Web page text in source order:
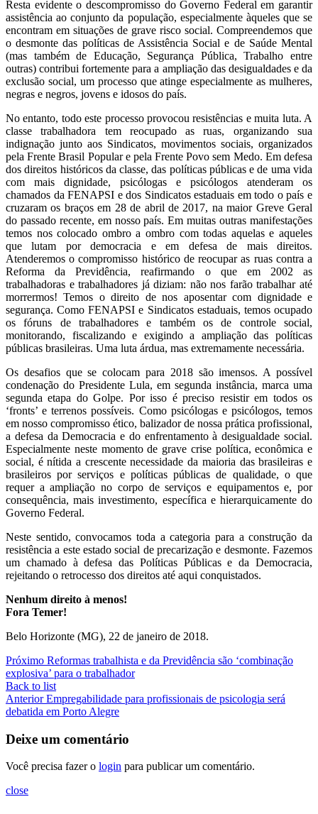
Resta evidente o descompromisso do Governo Federal em garantir
assistência ao conjunto da população, especialmente àqueles que se
encontram em situações de grave risco social. Compreendemos que
o desmonte das políticas de Assistência Social e de Saúde Mental
(mas também de Educação, Segurança Pública, Trabalho entre
outras) contribui fortemente para a ampliação das desigualdades e da
exclusão social, um processo que atinge especialmente as mulheres,
negras e negros, jovens e idosos do país.
No entanto, todo este processo provocou resistências e muita luta. A
classe trabalhadora tem reocupado as ruas, organizando sua
indignação junto aos Sindicatos, movimentos sociais, organizados
pela Frente Brasil Popular e pela Frente Povo sem Medo. Em defesa
dos direitos históricos da classe, das políticas públicas e de uma vida
com mais dignidade, psicólogas e psicólogos atenderam os
chamados da FENAPSI e dos Sindicatos estaduais em todo o país e
cruzaram os braços em 28 de abril de 2017, na maior Greve Geral
do passado recente, em nosso país. Em muitas outras manifestações
temos nos colocado ombro a ombro com todas aquelas e aqueles
que lutam por democracia e em defesa de mais direitos.
Atenderemos o compromisso histórico de reocupar as ruas contra a
Reforma da Previdência, reafirmando o que em 2002 as
trabalhadoras e trabalhadores já diziam: não nos farão trabalhar até
morrermos! Temos o direito de nos aposentar com dignidade e
segurança. Como FENAPSI e Sindicatos estaduais, temos ocupado
os fóruns de trabalhadores e também os de controle social,
monitorando, fiscalizando e exigindo a ampliação das políticas
públicas brasileiras. Uma luta árdua, mas extremamente necessária.
Os desafios que se colocam para 2018 são imensos. A possível
condenação do Presidente Lula, em segunda instância, marca uma
segunda etapa do Golpe. Por isso é preciso resistir em todos os
‘fronts’ e terrenos possíveis. Como psicólogas e psicólogos, temos
em nosso compromisso ético, balizador de nossa prática profissional,
a defesa da Democracia e do enfrentamento à desigualdade social.
Especialmente neste momento de grave crise política, econômica e
social, é nítida a crescente necessidade da maioria das brasileiras e
brasileiros por serviços e políticas públicas de qualidade, o que
requer a ampliação no corpo de serviços e equipamentos e, por
consequência, mais investimento, específica e hierarquicamente do
Governo Federal.
Neste sentido, convocamos toda a categoria para a construção da
resistência a este estado social de precarização e desmonte. Fazemos
um chamado à defesa das Políticas Públicas e da Democracia,
rejeitando o retrocesso dos direitos até aqui conquistados.
Nenhum direito à menos!
Fora Temer!
Belo Horizonte (MG), 22 de janeiro de 2018.
Próximo Reformas trabalhista e da Previdência são ‘combinação
explosiva’ para o trabalhador
Back to list
Anterior Empregabilidade para profissionais de psicologia será
debatida em Porto Alegre
Deixe um comentário
Você precisa fazer o login para publicar um comentário.
close